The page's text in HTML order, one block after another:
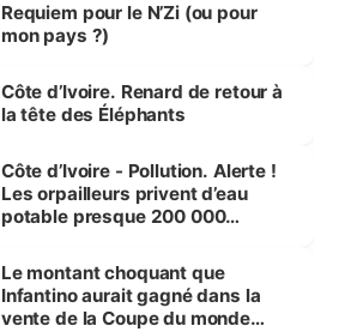
Requiem pour le N’Zi (ou pour
mon pays ?)
Côte d’Ivoire. Renard de retour à
la tête des Éléphants
Côte d’Ivoire - Pollution. Alerte !
Les orpailleurs privent d’eau
potable presque 200 000
Le montant choquant que
Infantino aurait gagné dans la
vente de la Coupe du monde